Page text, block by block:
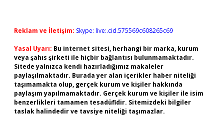
Reklam ve İletişim: Skype: live:.cid.575569c608265c69
Yasal Uyarı: Bu internet sitesi, herhangi bir marka, kurum
veya şahıs şirketi ile hiçbir bağlantısı bulunmamaktadır.
Sitede yalnızca kendi hazırladığımız makaleler
paylaşılmaktadır. Burada yer alan içerikler haber niteliği
taşımamakta olup, gerçek kurum ve kişiler hakkında
paylaşım yapılmamaktadır. Gerçek kurum ve kişiler ile isim
benzerlikleri tamamen tesadüfidir. Sitemizdeki bilgiler
taslak halindedir ve tavsiye niteliği taşımazlar.